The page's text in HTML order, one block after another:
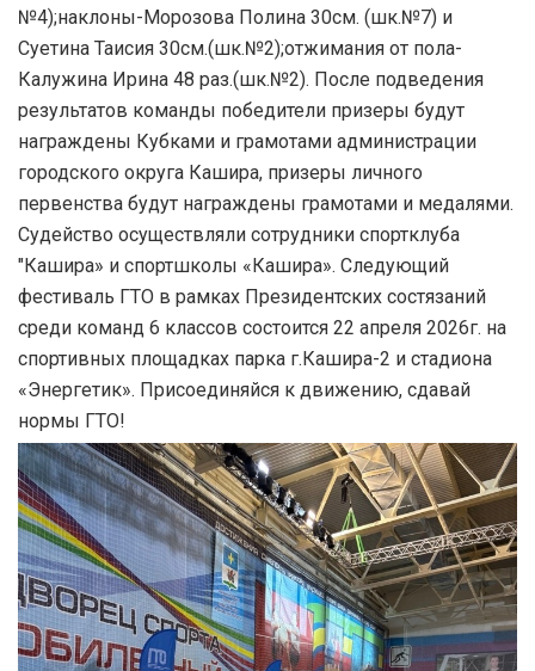
№4);наклоны-Морозова Полина 30см. (шк.№7) и
Суетина Таисия 30см.(шк.№2);отжимания от пола-
Калужина Ирина 48 раз.(шк.№2). После подведения
результатов команды победители призеры будут
награждены Кубками и грамотами администрации
городского округа Кашира, призеры личного
первенства будут награждены грамотами и медалями.
Судейство осуществляли сотрудники спортклуба
"Кашира» и спортшколы «Кашира». Следующий
фестиваль ГТО в рамках Президентских состязаний
среди команд 6 классов состоится 22 апреля 2026г. на
спортивных площадках парка г.Кашира-2 и стадиона
«Энергетик». Присоединяйся к движению, сдавай
нормы ГТО!